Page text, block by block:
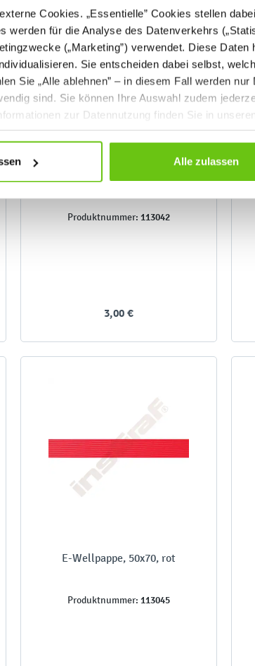
Cookies. „Essentielle” Cookies stellen
für die Analyse des Datenverkehrs
(„Marketing”) verwendet. Diese Daten
Sie entscheiden dabei selbst,
Sie „Alle ablehnen” – in diesem Fall werden nur
sind. Sie können Ihre Auswahl zudem
zur Datennutzung finden Sie in unseren
Alle zulassen
Produktnummer: 113042
3,00 €
E-Wellpappe, 50x70, rot
Produktnummer: 113045